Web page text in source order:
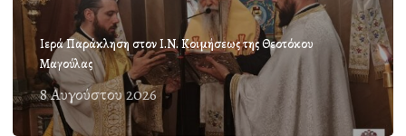
Ιερά Παράκληση στον Ι.Ν. Κοιμήσεως της Θεοτόκου
Μαγούλας
8 Αυγούστου 2026